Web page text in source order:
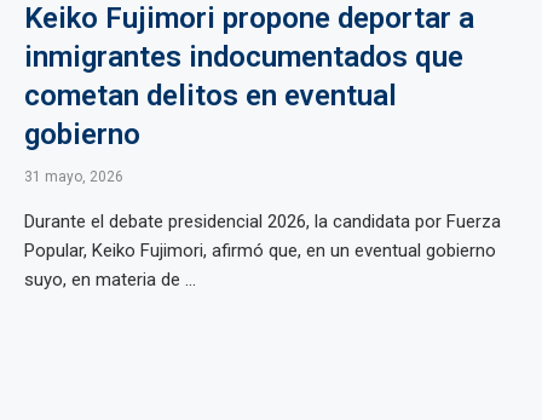
Keiko Fujimori propone deportar a
inmigrantes indocumentados que
cometan delitos en eventual
gobierno
31 mayo, 2026
Durante el debate presidencial 2026, la candidata por Fuerza
Popular, Keiko Fujimori, afirmó que, en un eventual gobierno
suyo, en materia de ...